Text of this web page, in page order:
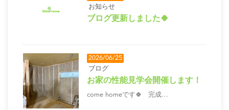
お知らせ
ブログ更新しました🍀
2026/06/25
ブログ
お家の性能見学会開催します！
come homeです🍀 完成…